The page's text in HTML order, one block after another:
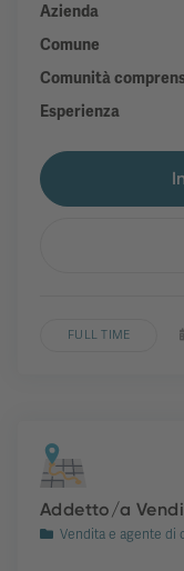
Azienda
Comune
Comunità
Esperienza
FULL TIME
Addetto/a
Vendita e agente di